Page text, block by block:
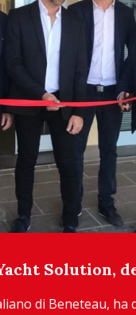
Solution,
di Beneteau, ha